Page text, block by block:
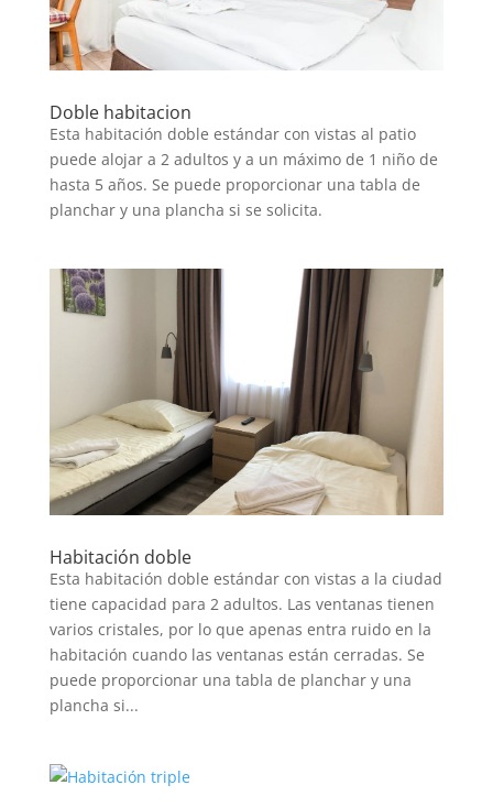
Doble habitacion
Esta habitación doble estándar con vistas al patio
puede alojar a 2 adultos y a un máximo de 1 niño de
hasta 5 años. Se puede proporcionar una tabla de
planchar y una plancha si se solicita.
Habitación doble
Esta habitación doble estándar con vistas a la ciudad
tiene capacidad para 2 adultos. Las ventanas tienen
varios cristales, por lo que apenas entra ruido en la
habitación cuando las ventanas están cerradas. Se
puede proporcionar una tabla de planchar y una
plancha si...